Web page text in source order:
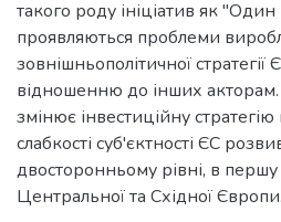
такого роду ініціатив як
проявляються проблеми
зовнішньополітичної
відношенню до інших
змінює інвестиційну
слабкості суб'єктності ЄС
двосторонньому рівні, в
Центральної та Східної Європи.